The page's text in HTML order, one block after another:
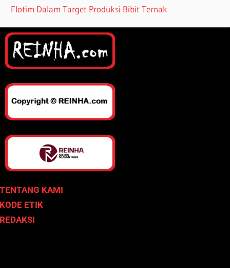
Flotim Dalam Target Produksi Bibit Ternak
TENTANG KAMI
KODE ETIK
REDAKSI